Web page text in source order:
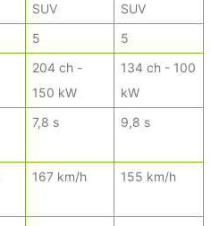
SUV
SUV
5
5
204 ch -
150 kW
134 ch - 100
kW
7,8 s 9,8 s
167 km/h 155 km/h